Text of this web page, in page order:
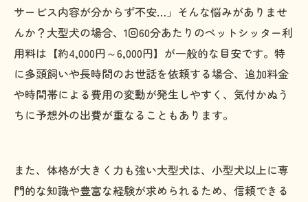
サービス内容が分からず不安…」そんな悩みがありませ
んか？大型犬の場合、1回60分あたりのペットシッター利
用料は【約4,000円～6,000円】が一般的な目安です。特
に多頭飼いや長時間のお世話を依頼する場合、追加料金
や時間帯による費用の変動が発生しやすく、気付かぬう
ちに予想外の出費が重なることもあります。
また、体格が大きく力も強い大型犬は、小型犬以上に専
門的な知識や豊富な経験が求められるため、信頼できる